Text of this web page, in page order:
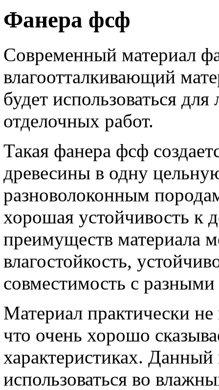
Фанера фсф
Современный материал
влагоотталкивающий
будет использоваться
отделочных работ.
Такая фанера фсф
древесины в одну
разноволоконным
хорошая устойчивость к
преимуществ материала
влагостойкость,
совместимость с
Материал практически
что очень хорошо
характеристиках.
использоваться во